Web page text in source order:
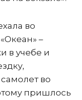
во
–
в учебе и
во
пришлось